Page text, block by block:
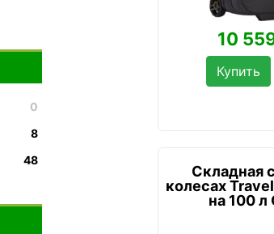
10
Купить
Складная
колесах
на 100 л
0
8
48